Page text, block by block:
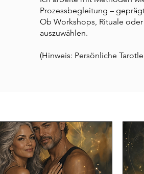
Prozessbegleitung –
Ob Workshops, Rituale
auszuwählen.
(Hinweis: Persönliche